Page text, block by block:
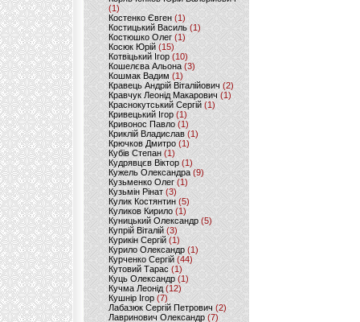
(1)
Костенко Євген (1)
Костицький Василь (1)
Костюшко Олег (1)
Косюк Юрій (15)
Котвіцький Ігор (10)
Кошелєва Альона(3)
Кошмак Вадим (1)
Кравець Андрій Віталійович (2)
Кравчук Леонід Макарович (1)
Краснокутський Сергій (1)
Кривецький Ігор (1)
Кривонос Павло (1)
Криклій Владислав (1)
Крючков Дмитро(1)
Кубів Степан(1)
Кудрявцєв Віктор (1)
Кужель Олександра (9)
Кузьменко Олег (1)
Кузьмін Рінат(3)
Кулик Костянтин(5)
Куликов Кирило (1)
Куницький Олександр (5)
Купрій Віталій (3)
Курикін Сергій(1)
Курило Олександр (1)
Курченко Сергій (44)
Кутовий Тарас (1)
Куць Олександр (1)
Кучма Леонід (12)
Кушнір Ігор(7)
Лабазюк Сергій Петрович (2)
Лавринович Олександр(7)